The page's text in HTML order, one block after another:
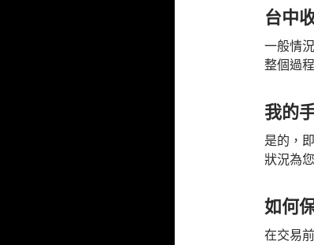
台中
一般情
整個過
我的
是的，
狀況為
如何
在交易